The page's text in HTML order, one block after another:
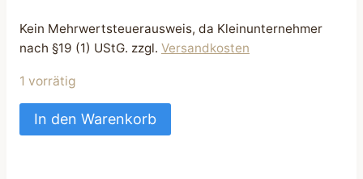
Kein Mehrwertsteuerausweis, da Kleinunternehmer
nach §19 (1) UStG. zzgl. Versandkosten
1 vorrätig
Hundehalsband
Halsband
In den Warenkorb